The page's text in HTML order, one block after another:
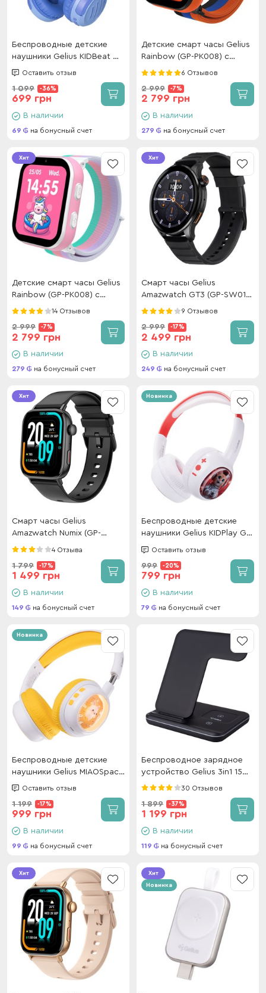
Беспроводные детские
наушники Gelius KIDBeat GP
HP-008 Blue
Оставить отзыв
1 099 -36%
699 грн
В наличии
69 на бонусный счет
Детские смарт часы Gelius
Rainbow (GP-PK008) с
GPS/4G Black
6 Отзывов
2 999 -7%
2 799 грн
В наличии
279 на бонусный счет
Хит
Детские смарт часы Gelius
Rainbow (GP-PK008) с
GPS/4G White
14 Отзывов
2 999 -7%
2 799 грн
В наличии
279 на бонусный счет
Хит
Смарт часы Gelius
Amazwatch GT3 (GP-SW010)
(Incredible series) Black
9 Отзывов
2 999 -17%
2 499 грн
В наличии
249 на бонусный счет
Хит
Смарт часы Gelius
Amazwatch Numix (GP-
SW009) Black
4 Отзыва
1 799 -17%
1 499 грн
В наличии
149 на бонусный счет
Новинка
Беспроводные детские
наушники Gelius KIDPlay GP
HP-010 White/Red
Оставить отзыв
999 -20%
799 грн
В наличии
79 на бонусный счет
Новинка
Беспроводные детские
наушники Gelius MIAOSpace
GP HP-009 White/Yellow
Оставить отзыв
1 199 -17%
999 грн
В наличии
99 на бонусный счет
Беспроводное зарядное
устройство Gelius 3in1 15W
GP-AWC01 Black
30 Отзывов
1 899 -37%
1 199 грн
В наличии
119 на бонусный счет
Хит
Хит
Новинка